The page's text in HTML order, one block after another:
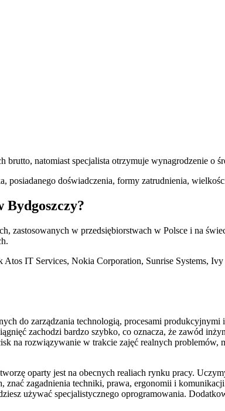
brutto, natomiast specjalista otrzymuje wynagrodzenie o
posiadanego doświadczenia, formy zatrudnienia,
zastosowanych w przedsiębiorstwach w Polsce i na
IT Services, Nokia Corporation, Sunrise Systems,
do zarządzania technologią, procesami
zachodzi bardzo szybko, co oznacza, że zawód
na rozwiązywanie w trakcie zajęć realnych problemów,
oparty jest na obecnych realiach rynku pracy.
znać zagadnienia techniki, prawa, ergonomii i
używać specjalistycznego oprogramowania.